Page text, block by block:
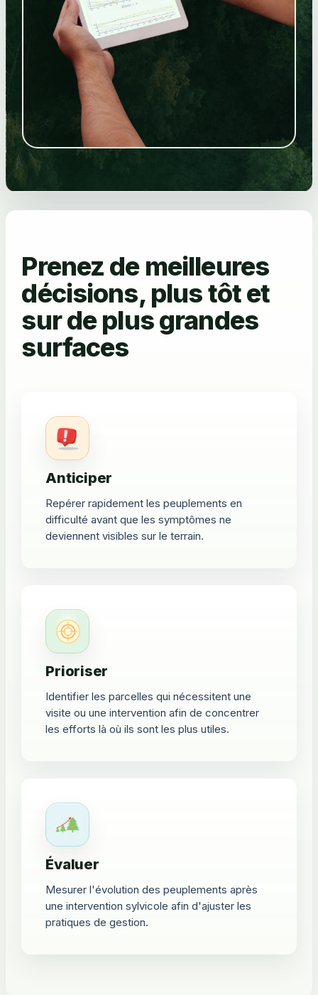
Prenez de meilleures
décisions, plus tôt et
sur de plus grandes
surfaces
Anticiper
Repérer rapidement les peuplements en
difficulté avant que les symptômes ne
deviennent visibles sur le terrain.
Prioriser
Identifier les parcelles qui nécessitent une
visite ou une intervention afin de concentrer
les efforts là où ils sont les plus utiles.
Évaluer
Mesurer l'évolution des peuplements après
une intervention sylvicole afin d'ajuster les
pratiques de gestion.